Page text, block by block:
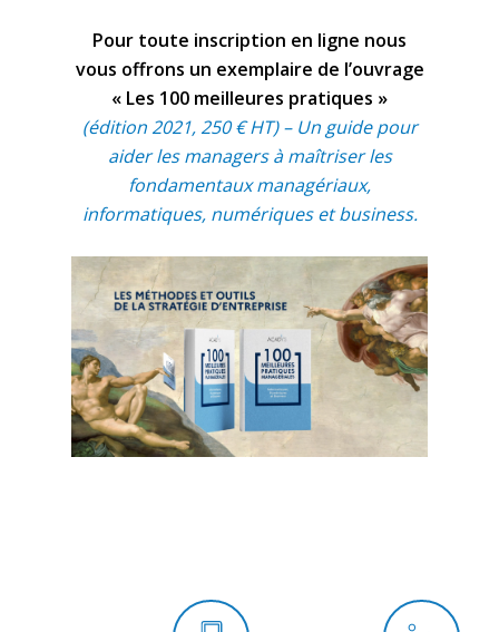
Pour toute inscription en ligne nous
vous offrons un exemplaire de l’ouvrage
« Les 100 meilleures pratiques »
(édition 2021, 250 € HT) – Un guide pour
aider les managers à maîtriser les
fondamentaux managériaux,
informatiques, numériques et business.